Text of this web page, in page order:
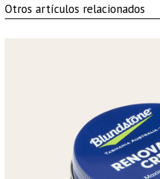
Otros artículos relacionados